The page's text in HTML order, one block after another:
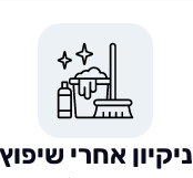
אחרי שיפוץ